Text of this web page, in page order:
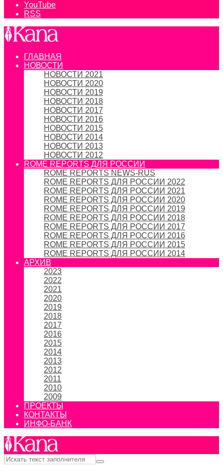
YouTube
RSS
ГЛАВНАЯ
НОВОСТИ
НОВОСТИ 2021
НОВОСТИ 2020
НОВОСТИ 2019
НОВОСТИ 2018
НОВОСТИ 2017
НОВОСТИ 2016
НОВОСТИ 2015
НОВОСТИ 2014
НОВОСТИ 2013
НОВОСТИ 2012
ROME REPORTS ДЛЯ РОССИИ
ROME REPORTS NEWS-RUS
ROME REPORTS ДЛЯ РОССИИ 2022
ROME REPORTS ДЛЯ РОССИИ 2021
ROME REPORTS ДЛЯ РОССИИ 2020
ROME REPORTS ДЛЯ РОССИИ 2019
ROME REPORTS ДЛЯ РОССИИ 2018
ROME REPORTS ДЛЯ РОССИИ 2017
ROME REPORTS ДЛЯ РОССИИ 2016
ROME REPORTS ДЛЯ РОССИИ 2015
ROME REPORTS ДЛЯ РОССИИ 2014
АРХИВ
2023
2022
2021
2020
2019
2018
2017
2016
2015
2014
2013
2012
2011
2010
2009
ПРОЕКТЫ
КОНТАКТЫ
ИНФО-БАНК